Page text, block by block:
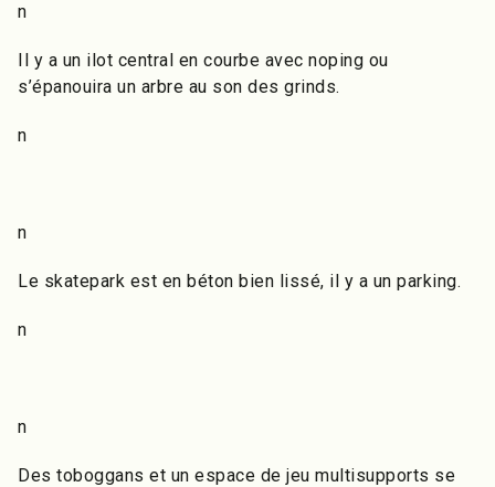
n
Il y a un ilot central en courbe avec noping ou
s’épanouira un arbre au son des grinds.
n
n
Le skatepark est en béton bien lissé, il y a un parking.
n
n
Des toboggans et un espace de jeu multisupports se